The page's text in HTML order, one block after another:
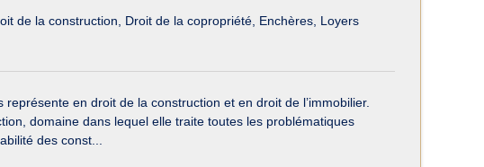
de la construction Droit de la copropriété Enchères Loyers
en droit de la construction et en droit de l’immobilier.
domaine dans lequel elle traite toutes les problématiques
des const...